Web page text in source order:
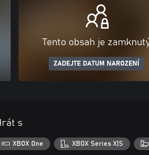
Tento obsah je
ZADEJTE DATUM NAROZENÍ
s
XBOX One XBOX Series X|S